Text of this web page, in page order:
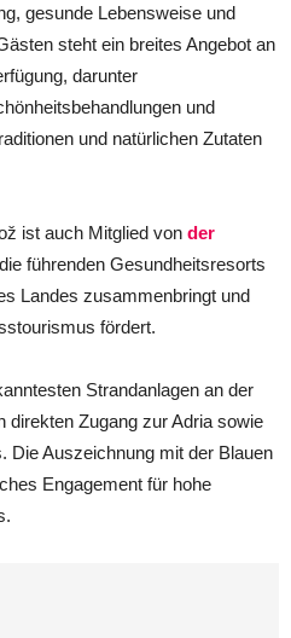
gesunde Lebensweise und
steht ein breites Angebot an
darunter
und
und natürlichen Zutaten
ist auch Mitglied von der
führenden Gesundheitsresorts
Landes zusammenbringt und
fördert.
Strandanlagen an der
direkten Zugang zur Adria sowie
Die Auszeichnung mit der Blauen
Engagement für hohe